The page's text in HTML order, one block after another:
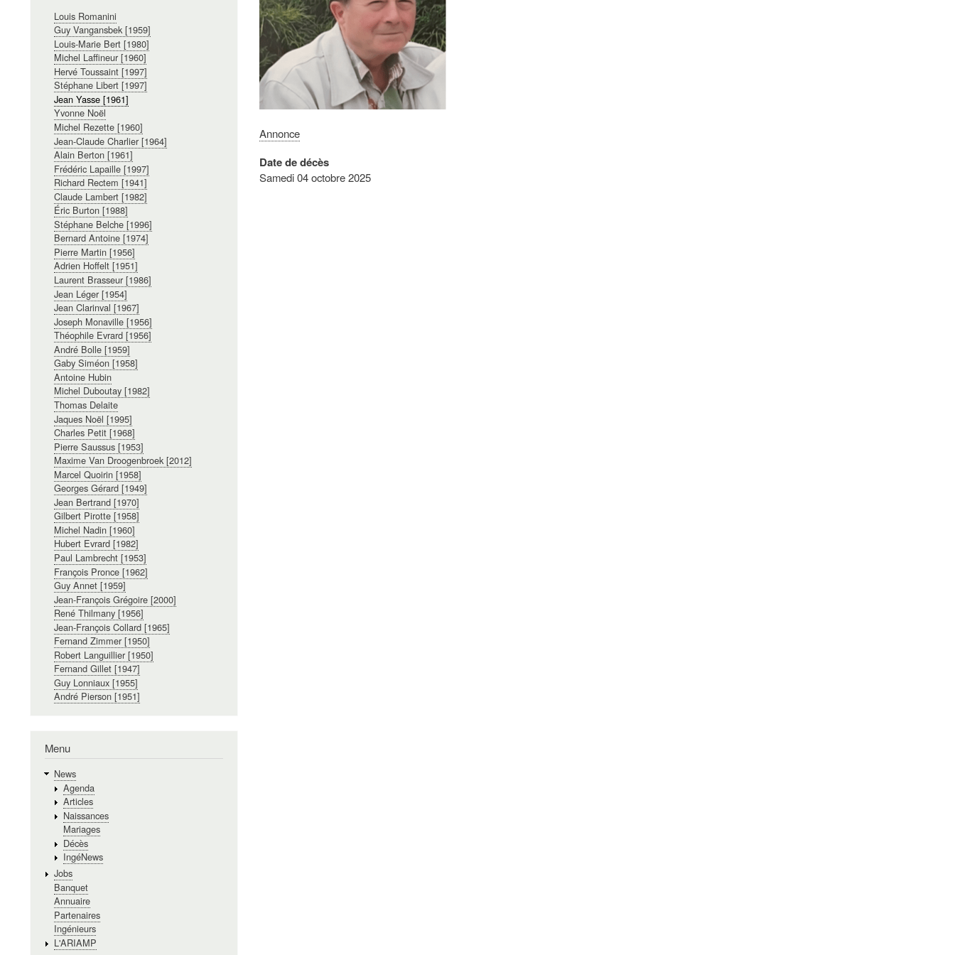
Annonce
Date de décès
Samedi 04 octobre 2025
principale
Louis Romanini
Guy Vangansbek [1959]
Louis-Marie Bert [1980]
Michel Laffineur [1960]
Hervé Toussaint [1997]
Stéphane Libert [1997]
Jean Yasse [1961]
Yvonne Noël
Michel Rezette [1960]
Jean-Claude Charlier [1964]
Alain Berton [1961]
Frédéric Lapaille [1997]
Richard Rectem [1941]
Claude Lambert [1982]
Éric Burton [1988]
Stéphane Belche [1996]
Bernard Antoine [1974]
Pierre Martin [1956]
Adrien Hoffelt [1951]
Laurent Brasseur [1986]
Jean Léger [1954]
Jean Clarinval [1967]
Joseph Monaville [1956]
Théophile Evrard [1956]
André Bolle [1959]
Gaby Siméon [1958]
Antoine Hubin
Michel Duboutay [1982]
Thomas Delaite
Jaques Noël [1995]
Charles Petit [1968]
Pierre Saussus [1953]
Maxime Van Droogenbroek [2012]
Marcel Quoirin [1958]
Georges Gérard [1949]
Jean Bertrand [1970]
Gilbert Pirotte [1958]
Michel Nadin [1960]
Hubert Evrard [1982]
Paul Lambrecht [1953]
François Pronce [1962]
Guy Annet [1959]
Jean-François Grégoire [2000]
René Thilmany [1956]
Jean-François Collard [1965]
Fernand Zimmer [1950]
Robert Languillier [1950]
Fernand Gillet [1947]
Guy Lonniaux [1955]
André Pierson [1951]
Menu
News
Agenda
Articles
Naissances
Mariages
Décès
IngéNews
Jobs
Banquet
Annuaire
Partenaires
Ingénieurs
L'ARIAMP